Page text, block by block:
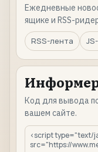
Ежедневные
ящике и RSS-
RSS-лента
Код для вывода
вашем сайте.